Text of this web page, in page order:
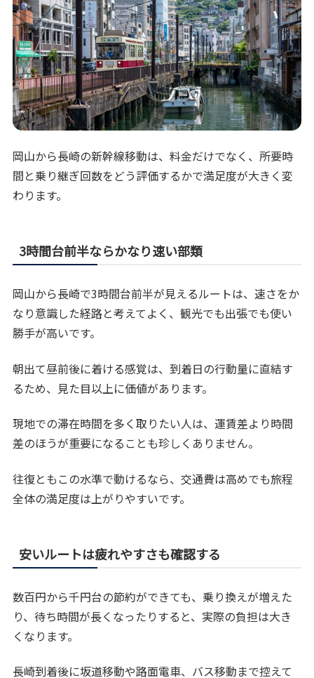
岡山から長崎の新幹線移動は、料金だけでなく、所要時
間と乗り継ぎ回数をどう評価するかで満足度が大きく変
わります。
3時間台前半ならかなり速い部類
岡山から長崎で3時間台前半が見えるルートは、速さをか
なり意識した経路と考えてよく、観光でも出張でも使い
勝手が高いです。
朝出て昼前後に着ける感覚は、到着日の行動量に直結す
るため、見た目以上に価値があります。
現地での滞在時間を多く取りたい人は、運賃差より時間
差のほうが重要になることも珍しくありません。
往復ともこの水準で動けるなら、交通費は高めでも旅程
全体の満足度は上がりやすいです。
安いルートは疲れやすさも確認する
数百円から千円台の節約ができても、乗り換えが増えた
り、待ち時間が長くなったりすると、実際の負担は大き
くなります。
長崎到着後に坂道移動や路面電車、バス移動まで控えて